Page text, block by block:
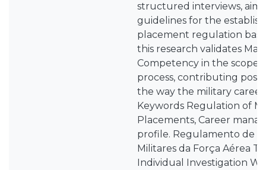
structured interviews,
guidelines for the
placement regulation
this research validates
Competency in the scope
process, contributing
the way the military career
Keywords Regulation of
Placements, Career
profile. Regulamento de
Militares da Força Aérea
Individual Investigation